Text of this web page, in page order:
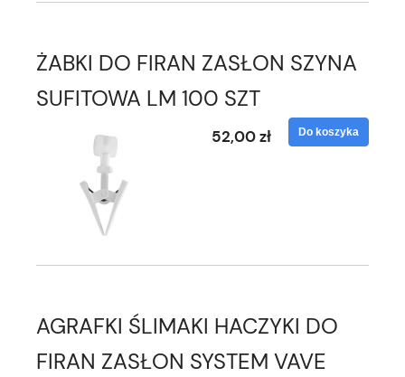
ŻABKI DO FIRAN ZASŁON SZYNA
SUFITOWA LM 100 SZT
52,00 zł Do koszyka
AGRAFKI ŚLIMAKI HACZYKI DO
FIRAN ZASŁON SYSTEM VAVE